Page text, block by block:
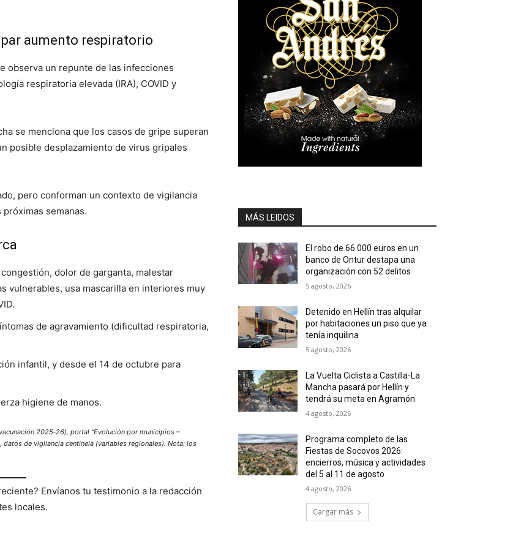
aumento respiratorio
observa un repunte de las infecciones
respiratoria elevada (IRA), COVID y
se menciona que los casos de gripe superan
posible desplazamiento de virus gripales
pero conforman un contexto de vigilancia
semanas.
dolor de garganta, malestar
vulnerables, usa mascarilla en interiores muy
de agravamiento (dificultad respiratoria,
infantil, y desde el 14 de octubre para
higiene de manos.
2025‑26), portal “Evolución por municipios –
datos de vigilancia centinela (variables regionales). Nota: los
Envíanos tu testimonio a la redacción
locales.
MÁS LEIDOS
El robo de 66.000 euros en un
banco de Ontur destapa una
organización con 52 delitos
5 agosto, 2026
Detenido en Hellín tras alquilar
por habitaciones un piso que ya
tenía inquilina
5 agosto, 2026
La Vuelta Ciclista a Castilla-La
Mancha pasará por Hellín y
tendrá su meta en Agramón
4 agosto, 2026
Programa completo de las
Fiestas de Socovos 2026:
encierros, música y actividades
del 5 al 11 de agosto
4 agosto, 2026
Cargar más